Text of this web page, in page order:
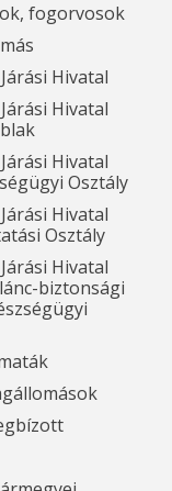
fogorvosok
Hivatal
Hivatal
Hivatal
Osztály
Hivatal
Osztály
Hivatal
biztonsági